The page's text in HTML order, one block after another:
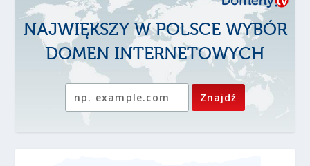
NAJWIĘKSZY W POLSCE WYBÓR
DOMEN INTERNETOWYCH